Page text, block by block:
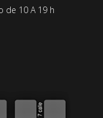
de 10 A 19 h